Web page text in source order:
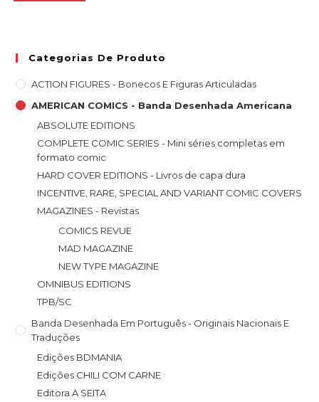
Categorias De Produto
ACTION FIGURES - Bonecos E Figuras Articuladas
AMERICAN COMICS - Banda Desenhada Americana
ABSOLUTE EDITIONS
COMPLETE COMIC SERIES - Mini séries completas em
formato comic
HARD COVER EDITIONS - Livros de capa dura
INCENTIVE, RARE, SPECIAL AND VARIANT COMIC COVERS
MAGAZINES - Revistas
COMICS REVUE
MAD MAGAZINE
NEW TYPE MAGAZINE
OMNIBUS EDITIONS
TPB/SC
Banda Desenhada Em Português - Originais Nacionais E
Traduções
Edições BDMANIA
Edições CHILI COM CARNE
Editora A SEITA